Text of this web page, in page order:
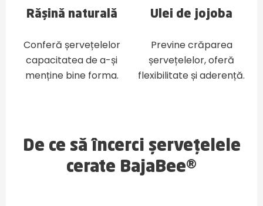
Rășină naturală
Conferă șervețelelor
capacitatea de a-și
menține bine forma.
Ulei de jojoba
Previne crăparea
șervețelelor, oferă
flexibilitate și aderență.
De ce să încerci șervețelele
cerate BajaBee®